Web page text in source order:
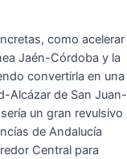
como acelerar
Jaén-Córdoba y la
convertirla en una
Alcázar de San Juan-
un gran revulsivo
de Andalucía
Central para